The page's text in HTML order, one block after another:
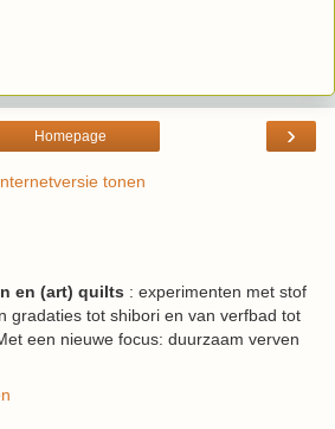
›
Homepage
tonen
en (art) quilts : experimenten met stof
gradaties tot shibori en van verfbad tot
een nieuwe focus: duurzaam verven